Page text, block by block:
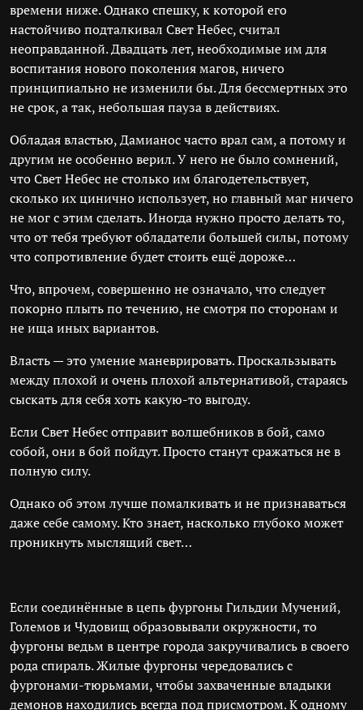
времени ниже. Однако спешку, к которой его
настойчиво подталкивал Свет Небес, считал
неоправданной. Двадцать лет, необходимые им для
воспитания нового поколения магов, ничего
принципиально не изменили бы. Для бессмертных это
не срок, а так, небольшая пауза в действиях.
Обладая властью, Дамианос часто врал сам, а потому и
другим не особенно верил. У него не было сомнений,
что Свет Небес не столько им благодетельствует,
сколько их цинично использует, но главный маг ничего
не мог с этим сделать. Иногда нужно просто делать то,
что от тебя требуют обладатели большей силы, потому
что сопротивление будет стоить ещё дороже…
Что, впрочем, совершенно не означало, что следует
покорно плыть по течению, не смотря по сторонам и
не ища иных вариантов.
Власть — это умение маневрировать. Проскальзывать
между плохой и очень плохой альтернативой, стараясь
сыскать для себя хоть какую-то выгоду.
Если Свет Небес отправит волшебников в бой, само
собой, они в бой пойдут. Просто станут сражаться не в
полную силу.
Однако об этом лучше помалкивать и не признаваться
даже себе самому. Кто знает, насколько глубоко может
проникнуть мыслящий свет…
Если соединённые в цепь фургоны Гильдии Мучений,
Големов и Чудовищ образовывали окружности, то
фургоны ведьм в центре города закручивались в своего
рода спираль. Жилые фургоны чередовались с
фургонами-тюрьмами, чтобы захваченные владыки
демонов находились всегда под присмотром. К одному